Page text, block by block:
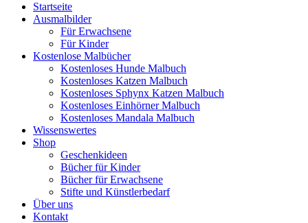
Startseite
Ausmalbilder
Für Erwachsene
Für Kinder
Kostenlose Malbücher
Kostenloses Hunde Malbuch
Kostenloses Katzen Malbuch
Kostenloses Sphynx Katzen Malbuch
Kostenloses Einhörner Malbuch
Kostenloses Mandala Malbuch
Wissenswertes
Shop
Geschenkideen
Bücher für Kinder
Bücher für Erwachsene
Stifte und Künstlerbedarf
Über uns
Kontakt